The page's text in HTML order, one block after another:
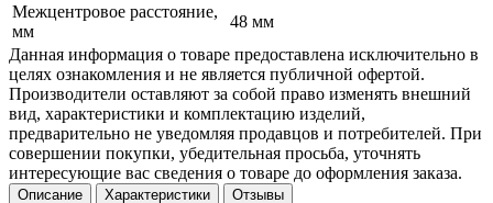
Межцентровое расстояние,
мм
48 мм
Данная информация о товаре предоставлена исключительно в
целях ознакомления и не является публичной офертой.
Производители оставляют за собой право изменять внешний
вид, характеристики и комплектацию изделий,
предварительно не уведомляя продавцов и потребителей. При
совершении покупки, убедительная просьба, уточнять
интересующие вас сведения о товаре до оформления заказа.
Описание Характеристики Отзывы